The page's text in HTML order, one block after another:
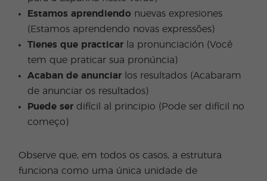
Estamos aprendiendo nuevas expresiones
(Estamos aprendendo novas expressões)
Tienes que practicar
la pronunciación (Você
tem que praticar sua pronúncia)
Acaban de anunciar los resultados (Acabaram
de anunciar os resultados)
Puede ser difícil al principio (Pode ser difícil no
começo)
Observe que, em todos os casos, a estrutura
funciona como uma única unidade de